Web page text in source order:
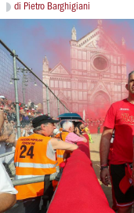
di Pietro Barghigiani